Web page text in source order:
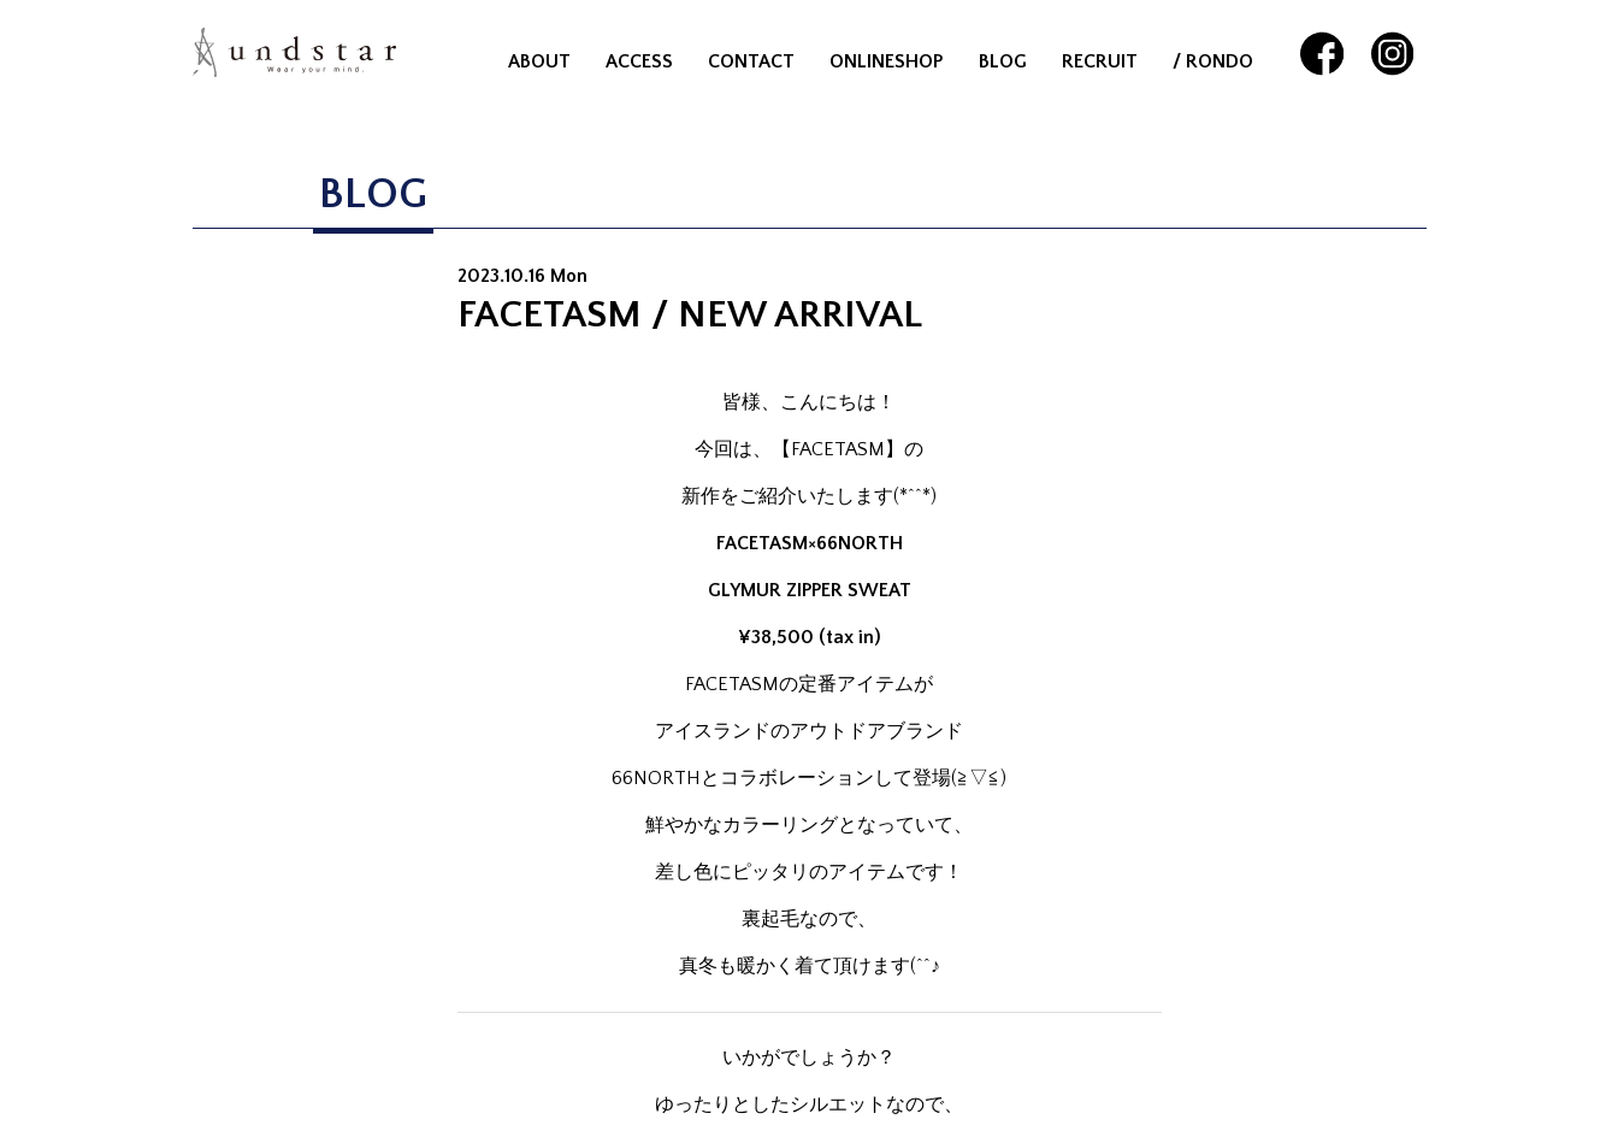
ABOUT ACCESS CONTACT ONLINESHOP BLOG RECRUIT / RONDO
BLOG
2023.10.16 Mon
FACETASM / NEW ARRIVAL
皆様、こんにちは！
今回は、【FACETASM】の
新作をご紹介いたします(*^^*)
FACETASM×66NORTH
GLYMUR ZIPPER SWEAT
¥38,500 (tax in)
FACETASMの定番アイテムが
アイスランドのアウトドアブランド
66NORTHとコラボレーションして登場(≧▽≦)
鮮やかなカラーリングとなっていて、
差し色にピッタリのアイテムです！
裏起毛なので、
真冬も暖かく着て頂けます(^^♪
いかがでしょうか？
ゆったりとしたシルエットなので、